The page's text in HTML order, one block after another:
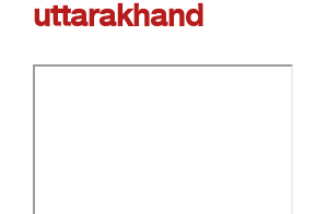
uttarakhand